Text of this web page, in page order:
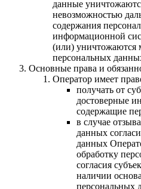
данные
невозможностью
содержания
информационной
(или) уничтожаются
персональных
Основные права и
Оператор имеет
получать от
достоверные
содержащие
в случае
данных
данных
обработку
согласия
наличии
персональных